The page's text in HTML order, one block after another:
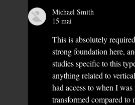
Michael Smith
15 mai
This is absolutely
strong foundation here,
studies specific to this
anything related to
had access to when I
transformed compared to